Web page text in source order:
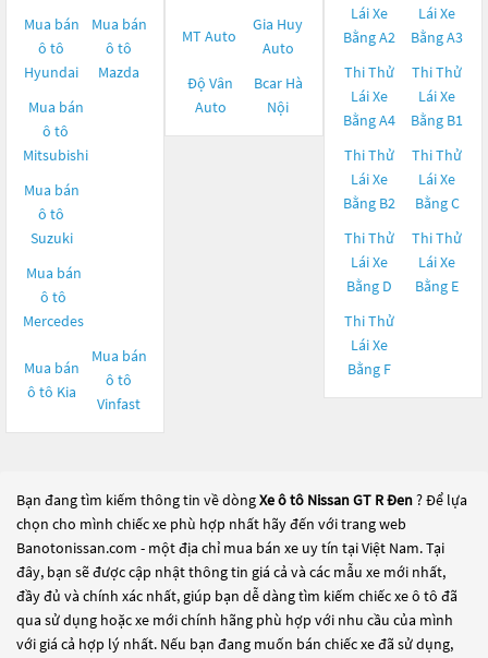
Mua bán
ô tô
Hyundai
Mua bán
ô tô
Mazda
Mua bán
ô tô
Mitsubishi
Mua bán
ô tô
Suzuki
Mua bán
ô tô
Mercedes
Mua bán
ô tô Kia
Mua bán
ô tô
Vinfast
MT Auto
Gia Huy
Auto
Độ Vân
Auto
Bcar Hà
Nội
Lái Xe
Bằng A2
Lái Xe
Bằng A3
Thi Thử
Lái Xe
Bằng A4
Thi Thử
Lái Xe
Bằng B1
Thi Thử
Lái Xe
Bằng B2
Thi Thử
Lái Xe
Bằng C
Thi Thử
Lái Xe
Bằng D
Thi Thử
Lái Xe
Bằng E
Thi Thử
Lái Xe
Bằng F
Bạn đang tìm kiếm thông tin về dòngXe ô tô Nissan GT R Đen? Để lựa
chọn cho mình chiếc xe phù hợp nhất hãy đến với trang web
Banotonissan.com - một địa chỉ mua bán xe uy tín tại Việt Nam. Tại
đây, bạn sẽ được cập nhật thông tin giá cả và các mẫu xe mới nhất,
đầy đủ và chính xác nhất, giúp bạn dễ dàng tìm kiếm chiếc xe ô tô đã
qua sử dụng hoặc xe mới chính hãng phù hợp với nhu cầu của mình
với giá cả hợp lý nhất. Nếu bạn đang muốn bán chiếc xe đã sử dụng,